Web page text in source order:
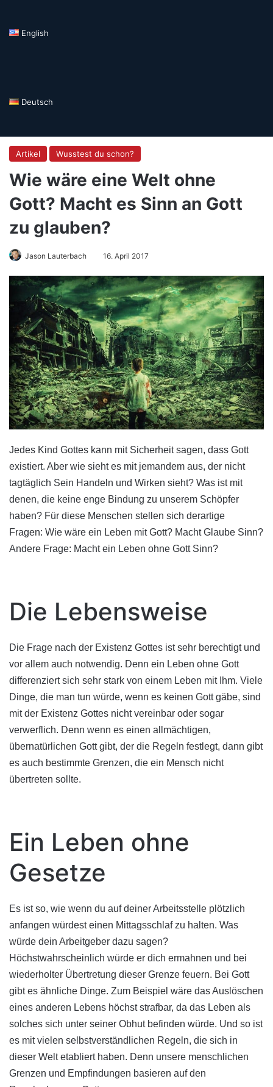
English
Deutsch
Artikel Wusstest du schon?
Wie wäre eine Welt ohne
Gott? Macht es Sinn an Gott
zu glauben?
Jason Lauterbach 16. April 2017
Jedes Kind Gottes kann mit Sicherheit sagen, dass Gott
existiert. Aber wie sieht es mit jemandem aus, der nicht
tagtäglich Sein Handeln und Wirken sieht? Was ist mit
denen, die keine enge Bindung zu unserem Schöpfer
haben? Für diese Menschen stellen sich derartige
Fragen: Wie wäre ein Leben mit Gott? Macht Glaube Sinn?
Andere Frage: Macht ein Leben ohne Gott Sinn?
Die Lebensweise
Die Frage nach der Existenz Gottes ist sehr berechtigt und
vor allem auch notwendig. Denn ein Leben ohne Gott
differenziert sich sehr stark von einem Leben mit Ihm. Viele
Dinge, die man tun würde, wenn es keinen Gott gäbe, sind
mit der Existenz Gottes nicht vereinbar oder sogar
verwerflich. Denn wenn es einen allmächtigen,
übernatürlichen Gott gibt, der die Regeln festlegt, dann gibt
es auch bestimmte Grenzen, die ein Mensch nicht
übertreten sollte.
Ein Leben ohne
Gesetze
Es ist so, wie wenn du auf deiner Arbeitsstelle plötzlich
anfangen würdest einen Mittagsschlaf zu halten. Was
würde dein Arbeitgeber dazu sagen?
Höchstwahrscheinlich würde er dich ermahnen und bei
wiederholter Übertretung dieser Grenze feuern. Bei Gott
gibt es ähnliche Dinge. Zum Beispiel wäre das Auslöschen
eines anderen Lebens höchst strafbar, da das Leben als
solches sich unter seiner Obhut befinden würde. Und so ist
es mit vielen selbstverständlichen Regeln, die sich in
dieser Welt etabliert haben. Denn unsere menschlichen
Grenzen und Empfindungen basieren auf den